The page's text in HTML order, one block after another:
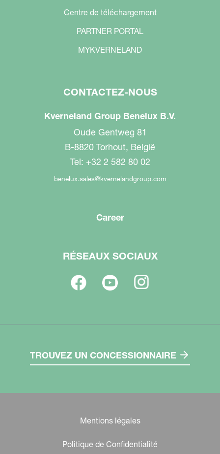
Centre de téléchargement
PARTNER PORTAL
MYKVERNELAND
CONTACTEZ-NOUS
Kverneland Group Benelux B.V.
Oude Gentweg 81
B-8820 Torhout, België
Tel: +32 2 582 80 02
benelux.sales@kvernelandgroup.com
Career
RÉSEAUX SOCIAUX
TROUVEZ UN CONCESSIONNAIRE
Mentions légales
Politique de Confidentialité